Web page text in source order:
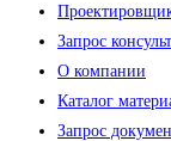
Запрос
О компании
Каталог
Запрос